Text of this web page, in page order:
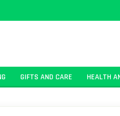
GIFTS AND CARE HEALTH